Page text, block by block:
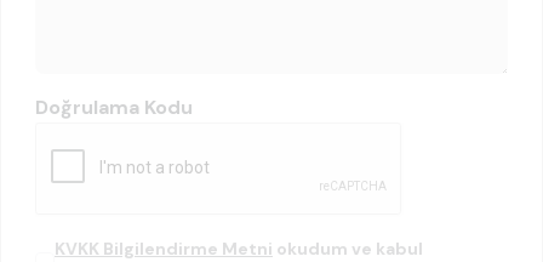
Doğrulama Kodu
KVKK Bilgilendirme Metni okudum ve kabul